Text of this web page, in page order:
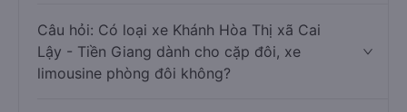
Câu hỏi: Có loại xe Khánh Hòa Thị xã Cai
Lậy - Tiền Giang dành cho cặp đôi, xe
limousine phòng đôi không?